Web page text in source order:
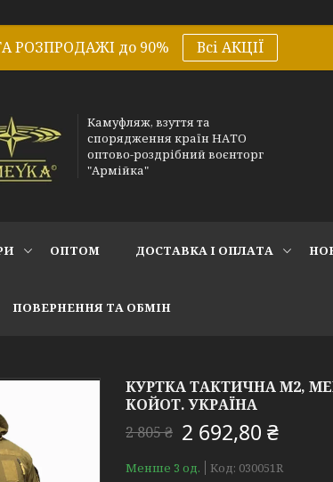
РОЗПРОДАЖІ до 90% Всі АКЦІЇ
Камуфляж, взуття та
спорядження країн НАТО
оптово-роздрібний воєнторг
"Армійка"
ОПТОМ ДОСТАВКА І ОПЛАТА
ПОВЕРНЕННЯ ТА ОБМІН
КУРТКА ТАКТИЧНА М2,
КОЙОТ. УКРАЇНА
2 805 ₴ 2 692,80 ₴
Менше 3 од. Код: 030051R